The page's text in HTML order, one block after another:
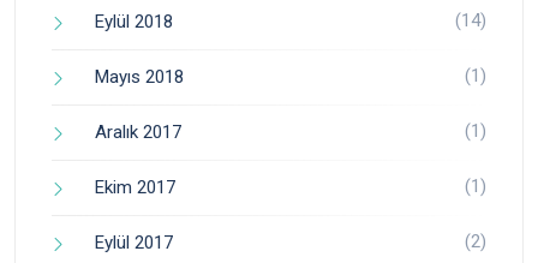
Eylül 2018 (14)
Mayıs 2018 (1)
Aralık 2017 (1)
Ekim 2017 (1)
Eylül 2017 (2)